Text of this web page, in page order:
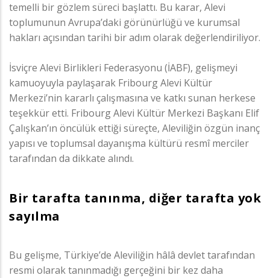
temelli bir gözlem süreci başlattı. Bu karar, Alevi
toplumunun Avrupa’daki görünürlüğü ve kurumsal
hakları açısından tarihi bir adım olarak değerlendiriliyor.
İsviçre Alevi Birlikleri Federasyonu (İABF), gelişmeyi
kamuoyuyla paylaşarak Fribourg Alevi Kültür
Merkezi’nin kararlı çalışmasına ve katkı sunan herkese
teşekkür etti. Fribourg Alevi Kültür Merkezi Başkanı Elif
Çalışkan’ın öncülük ettiği süreçte, Aleviliğin özgün inanç
yapısı ve toplumsal dayanışma kültürü resmî merciler
tarafından da dikkate alındı.
Bir tarafta tanınma, diğer tarafta yok
sayılma
Bu gelişme, Türkiye’de Aleviliğin hâlâ devlet tarafından
resmi olarak tanınmadığı gerçeğini bir kez daha